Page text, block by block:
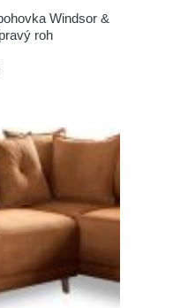
Windsor &
roh